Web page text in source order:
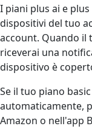
I piani plus ai e
dispositivi del tuo
account. Quando il
riceverai una
dispositivo è
Se il tuo piano
automaticamente,
Amazon o nell'app